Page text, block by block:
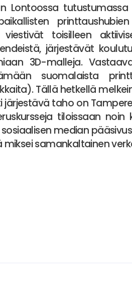
Lontoossa tutustumassa
toisilleen
järjestävät
3D-malleja.
suomalaista
Tällä hetkellä
taho on
tiloissaan noin
median
samankaltainen